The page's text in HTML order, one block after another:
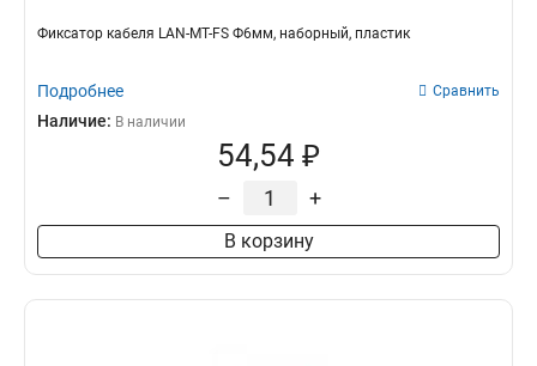
Фиксатор кабеля LAN-MT-FS Ф6мм, наборный, пластик
Подробнее Сравнить
Наличие: В наличии
54,54 ₽
– +
В корзину